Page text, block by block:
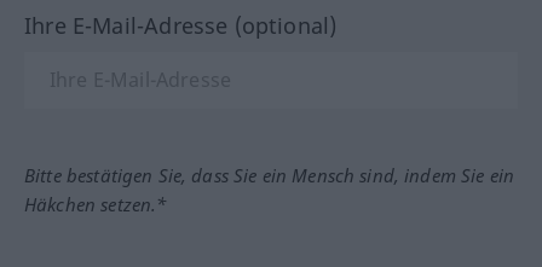
Ihre E-Mail-Adresse (optional)
Bitte bestätigen Sie, dass Sie ein Mensch sind, indem Sie ein
Häkchen setzen.*